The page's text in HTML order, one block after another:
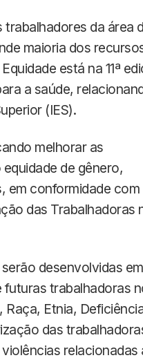
da área
maioria dos
está na 11ª
a saúde,
(IES).
melhorar as
de gênero,
em conformidade com
das Trabalhadoras
desenvolvidas em
futuras trabalhadoras
Raça, Etnia,
das
relacionadas